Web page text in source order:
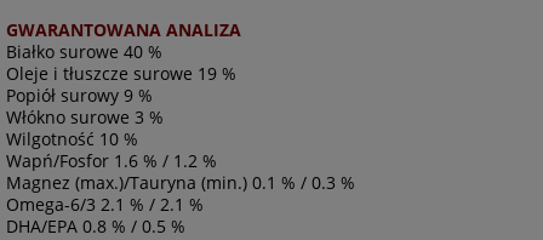
GWARANTOWANA ANALIZA
Białko surowe 40 %
Oleje i tłuszcze surowe 19 %
Popiół surowy 9 %
Włókno surowe 3 %
Wilgotność 10 %
Wapń/Fosfor 1.6 % / 1.2 %
Magnez (max.)/Tauryna (min.) 0.1 % / 0.3 %
Omega-6/3 2.1 % / 2.1 %
DHA/EPA 0.8 % / 0.5 %